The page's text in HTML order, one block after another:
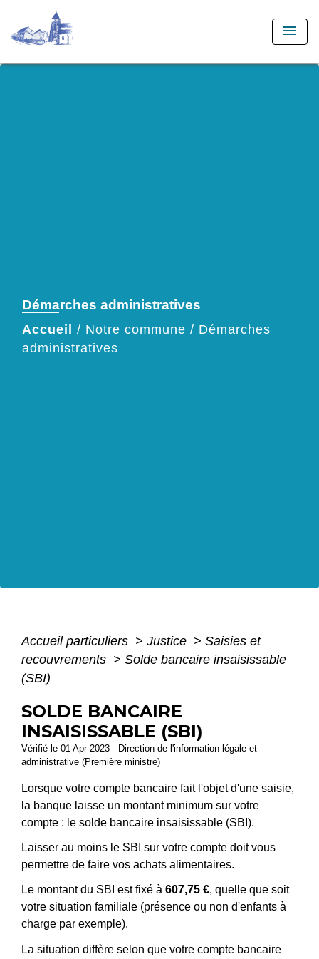
menu
Démarches administratives
Accueil / Notre commune / Démarches
administratives
Accueil particuliers > Justice > Saisies et
recouvrements > Solde bancaire insaisissable
(SBI)
SOLDE BANCAIRE
INSAISISSABLE (SBI)
Vérifié le 01 Apr 2023 - Direction de l'information légale et
administrative (Première ministre)
Lorsque votre compte bancaire fait l'objet d'une saisie,
la banque laisse un montant minimum sur votre
compte : le solde bancaire insaisissable (SBI).
Laisser au moins le SBI sur votre compte doit vous
permettre de faire vos achats alimentaires.
Le montant du SBI est fixé à 607,75 €, quelle que soit
votre situation familiale (présence ou non d'enfants à
charge par exemple).
La situation diffère selon que votre compte bancaire